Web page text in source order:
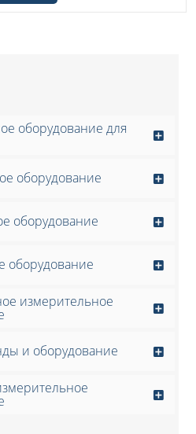
оборудование для
оборудование
оборудование
оборудование
измерительное
и оборудование